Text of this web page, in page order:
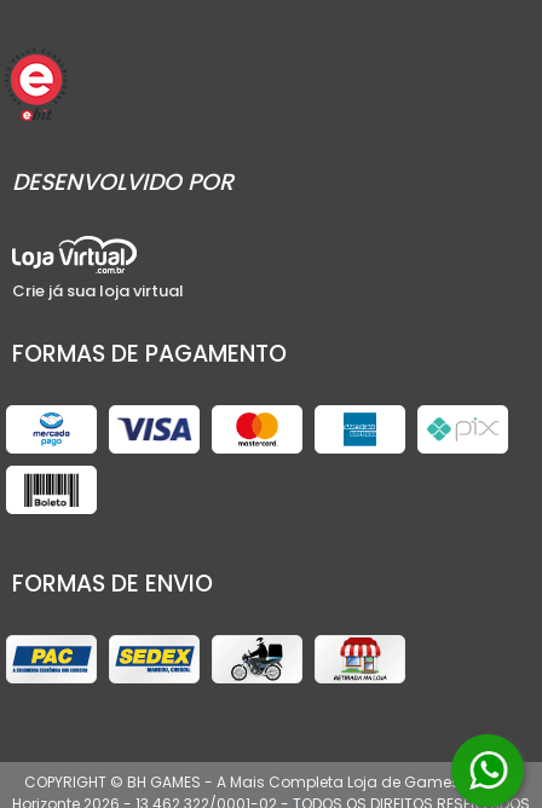
DESENVOLVIDO POR
Crie já sua loja virtual
FORMAS DE PAGAMENTO
FORMAS DE ENVIO
COPYRIGHT © BH GAMES - A Mais Completa Loja de Games de Belo
Horizonte 2026 - 13.462.322/0001-02 - TODOS OS DIREITOS RESERVADOS